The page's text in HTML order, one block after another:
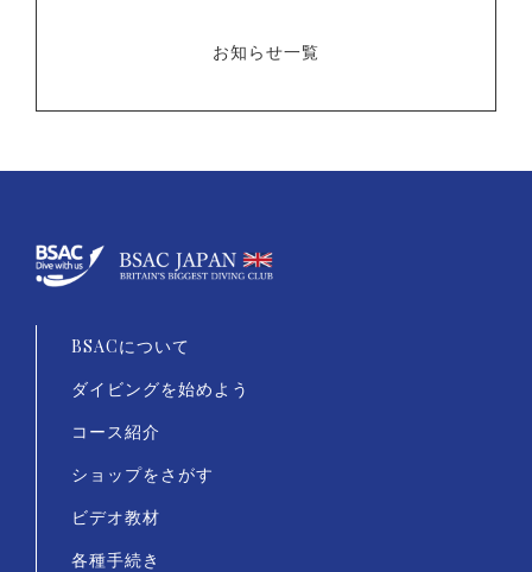
お知らせ一覧
BSACについて
ダイビングを始めよう
コース紹介
ショップをさがす
ビデオ教材
各種手続き